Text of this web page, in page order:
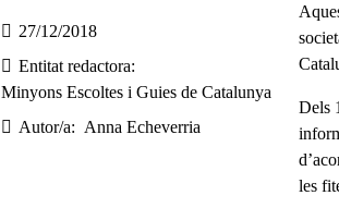
27/12/2018
Entitat redactora
Minyons Escoltes i Guies de Catalunya
Autor/a
Anna Echeverria
Dels
les